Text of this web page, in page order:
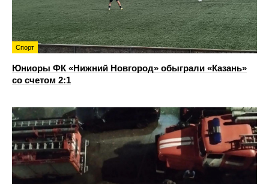
Спорт
Юниоры ФК «Нижний Новгород» обыграли «Казань»
со счетом 2:1